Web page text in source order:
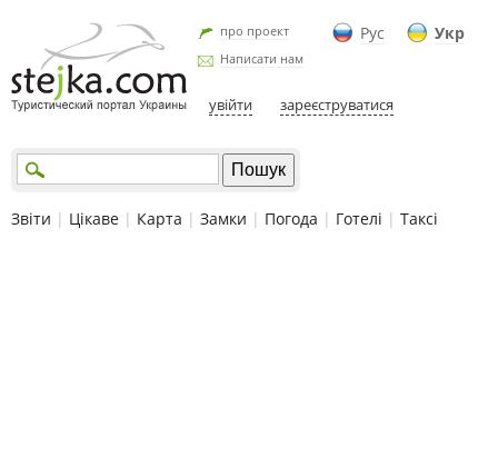
Рус Укр
про проект
Написати нам
увійти зареєструватися
Звіти | Цікаве | Карта | Замки | Погода | Готелі | Таксі